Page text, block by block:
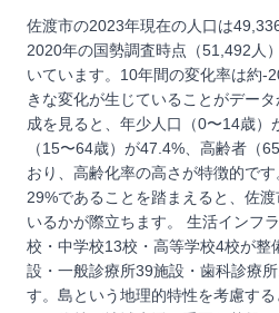
佐渡市の2023年現在の人口は
2020年の国勢調査時点（51,492人
いています。10年間の変化率は約-
きな変化が生じていることがデー
成を見ると、年少人口（0〜14歳）
（15〜64歳）が47.4%、高齢者（
おり、高齢化率の高さが特徴的で
29%であることを踏まえると、佐
いるかが際立ちます。 生活インフ
校・中学校13校・高等学校4校が整
設・一般診療所39施設・歯科診療
す。島という地理的特性を考慮す